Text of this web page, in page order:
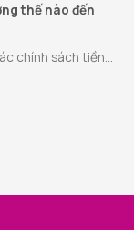
thế nào đến
chính sách tiền...